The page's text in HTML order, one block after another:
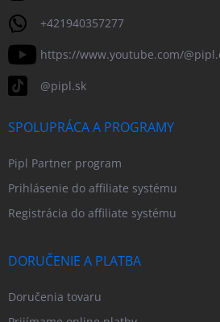
+421940357277
https://www.youtube.com/
@pipl.sk
SPOLUPRÁCA A PROGRAMY
Pipl Partner program
Prihlásenie do affiliate systému
Registrácia do affiliate systému
DORUČENIE A PLATBA
Doručenia tovaru